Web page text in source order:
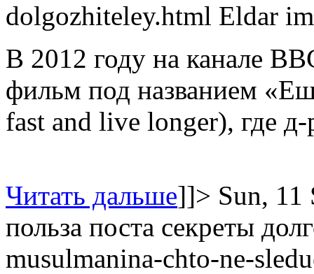
dolgozhiteley.html Eldar
В 2012 году на канале
фильм под названием
fast and live longer), где д-
Читать дальше]]> Sun, 11
польза поста секреты
musulmanina-chto-ne-